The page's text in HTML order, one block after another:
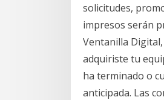
solicitudes,
impresos serán
Ventanilla
adquiriste tu
ha terminado o
anticipada. Las